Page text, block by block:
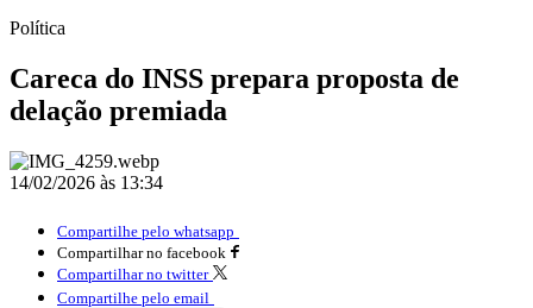
Política
Careca do INSS prepara proposta de
delação premiada
14/02/2026 às 13:34
Compartilhe pelo whatsapp
Compartilhar no facebook
Compartilhar no twitter
Compartilhe pelo email